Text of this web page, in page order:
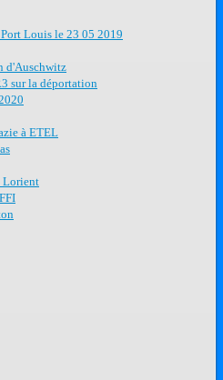
Louis le 23 05 2019
d'Auschwitz
sur la déportation
à ETEL
Lorient